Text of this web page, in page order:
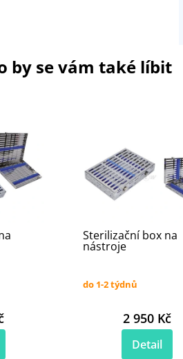
by se vám také líbit
Sterilizační box na
nástroje
do 1-2 týdnů
2 950 Kč
Detail